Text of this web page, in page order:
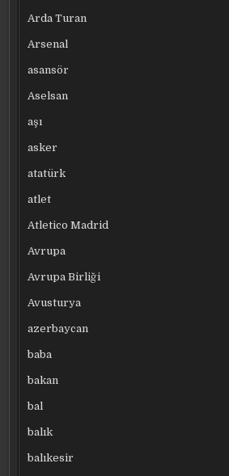
Arda Turan
Arsenal
asansör
Aselsan
aşı
asker
atatürk
atlet
Atletico Madrid
Avrupa
Avrupa Birliği
Avusturya
azerbaycan
baba
bakan
bal
balık
balıkesir